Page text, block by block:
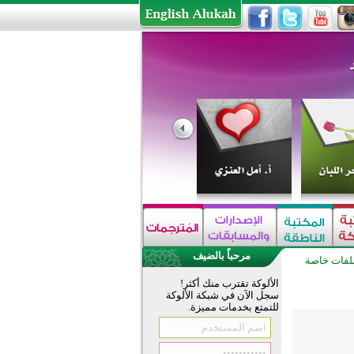
خاصة مرحباً بالضيف
الألوكة تقترب منك أكثر!
سجل الآن في شبكة الألوكة
للتمتع بخدمات مميزة.